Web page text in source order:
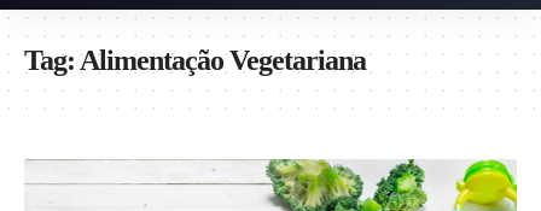
Tag:Alimentação Vegetariana